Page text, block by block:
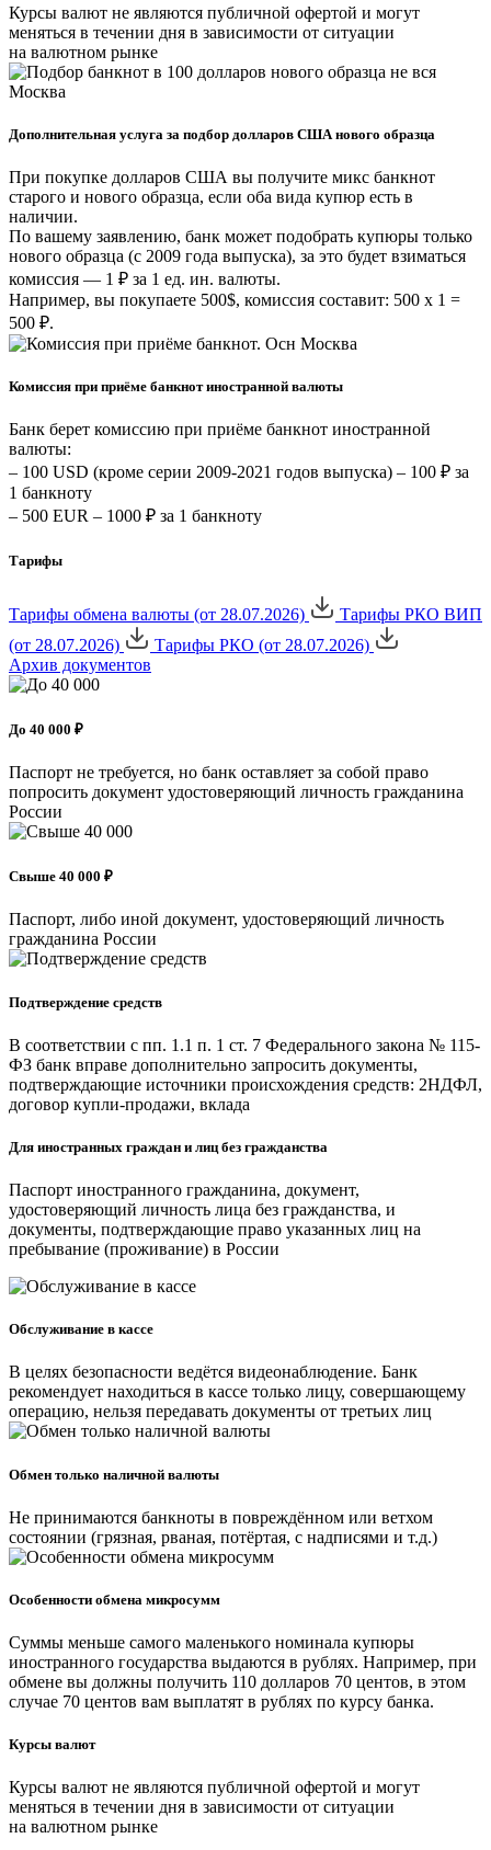
Курсы валют не являются публичной офертой и могут
меняться в течении дня в зависимости от ситуации
на валютном рынке
Дополнительная услуга за подбор долларов США нового образца
При покупке долларов США вы получите микс банкнот
старого и нового образца, если оба вида купюр есть в
наличии.
По вашему заявлению, банк может подобрать купюры только
нового образца (с 2009 года выпуска), за это будет взиматься
комиссия — 1 ₽ за 1 ед. ин. валюты.
Например, вы покупаете 500$, комиссия составит: 500 х 1 =
500 ₽.
Комиссия при приёме банкнот иностранной валюты
Банк берет комиссию при приёме банкнот иностранной
валюты:
– 100 USD (кроме серии 2009-2021 годов выпуска) – 100 ₽ за
1 банкноту
– 500 EUR – 1000 ₽ за 1 банкноту
Тарифы
Тарифы обмена валюты (от 28.07.2026)
Тарифы РКО ВИП
(от 28.07.2026)
Тарифы РКО (от 28.07.2026)
Архив документов
До 40 000 ₽
Паспорт не требуется, но банк оставляет за собой право
попросить документ удостоверяющий личность гражданина
России
Свыше 40 000 ₽
Паспорт, либо иной документ, удостоверяющий личность
гражданина России
Подтверждение средств
В соответствии с пп. 1.1 п. 1 ст. 7 Федерального закона № 115-
ФЗ банк вправе дополнительно запросить документы,
подтверждающие источники происхождения средств: 2НДФЛ,
договор купли-продажи, вклада
Для иностранных граждан и лиц без гражданства
Паспорт иностранного гражданина, документ,
удостоверяющий личность лица без гражданства, и
документы, подтверждающие право указанных лиц на
пребывание (проживание) в России
Обслуживание в кассе
В целях безопасности ведётся видеонаблюдение. Банк
рекомендует находиться в кассе только лицу, совершающему
операцию, нельзя передавать документы от третьих лиц
Обмен только наличной валюты
Не принимаются банкноты в повреждённом или ветхом
состоянии (грязная, рваная, потёртая, с надписями и т.д.)
Особенности обмена микросумм
Суммы меньше самого маленького номинала купюры
иностранного государства выдаются в рублях. Например, при
обмене вы должны получить 110 долларов 70 центов, в этом
случае 70 центов вам выплатят в рублях по курсу банка.
Курсы валют
Курсы валют не являются публичной офертой и могут
меняться в течении дня в зависимости от ситуации
на валютном рынке